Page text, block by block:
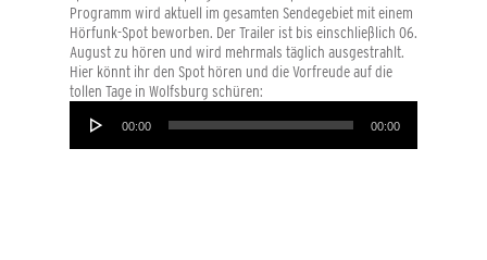
Programm wird aktuell im gesamten Sendegebiet mit einem
Hörfunk-Spot beworben. Der Trailer ist bis einschließlich 06.
August zu hören und wird mehrmals täglich ausgestrahlt.
Hier könnt ihr den Spot hören und die Vorfreude auf die
tollen Tage in Wolfsburg schüren:
Player
00:00 00:00